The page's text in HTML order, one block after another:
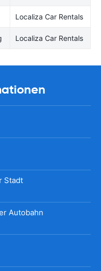
Localiza Car Rentals
Localiza Car Rentals
Stadt
Autobahn